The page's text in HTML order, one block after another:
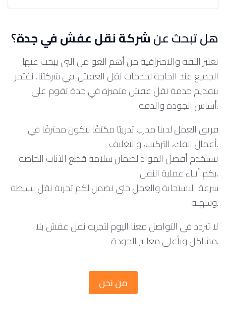
هل تبحث عنشركة نقل عفش في جدة؟
تعتبر الثقة والاحترافية من أهم العوامل التي يبحث عنها
الجميع عند الحاجة لخدمات نقل العفش. في شركتنا، نفتخر
بتقديم خدمة نقل عفش متميزة في جدة تقوم على
أساس الجودة والدقة.
أعمال الفك، التركيب، والتغليف.
نستخدم أفضل المواد لضمان سلامة قطع الأثاث الخاصة
بكم أثناء عملية النقل.
سرعة الاستجابة والعمل حتى نضمن لكم تجربة نقل بسيطة
وسهلة.
لا تتردد في التواصل معنا اليوم لتجربة نقل عفش بلا
مشاكل وبأعلى معايير الجودة.
من نحن